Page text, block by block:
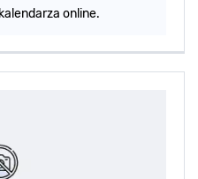
online.